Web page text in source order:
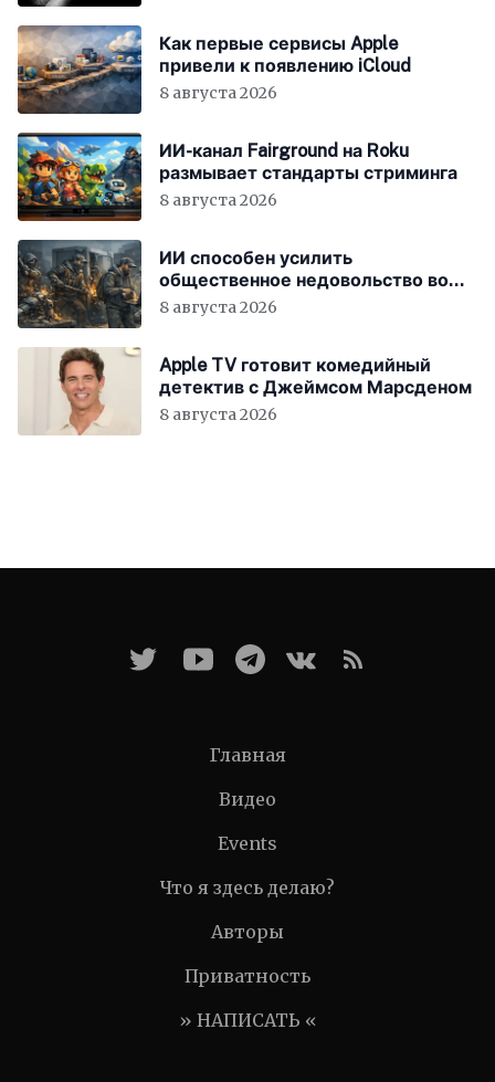
Как первые сервисы Apple
привели к появлению iCloud
8 августа 2026
ИИ-канал Fairground на Roku
размывает стандарты стриминга
8 августа 2026
ИИ способен усилить
общественное недовольство во
всём мире
8 августа 2026
Apple TV готовит комедийный
детектив с Джеймсом Марсденом
8 августа 2026
Главная
Видео
Events
Что я здесь делаю?
Авторы
Приватность
» НАПИСАТЬ «